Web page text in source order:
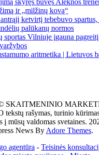
ir „milžinų kovą“
ketvirtį tebebuvo
palūkanų normos
sportas Vilniuje įgauna
aritmetika | Lietuvos
SKAITMENINIO
rašymas, turinio
į mūsų valdomas svetaines.
News By Adore Themes.
agentūra - Teisinės